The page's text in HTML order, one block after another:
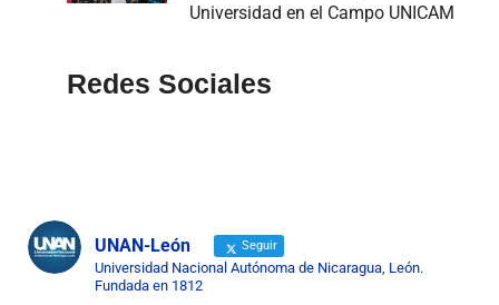
Universidad en el Campo UNICAM
Redes Sociales
UNAN-León Seguir
Universidad Nacional Autónoma de Nicaragua, León.
Fundada en 1812